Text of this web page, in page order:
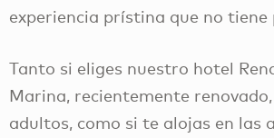
experiencia prístina que no tiene
Tanto si eliges nuestro hotel
Marina, recientemente
adultos, como si te alojas en las